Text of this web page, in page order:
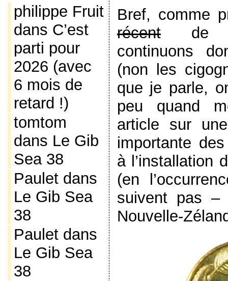
philippe Fruit
dans C’est
parti pour
2026 (avec
6 mois de
retard !)
tomtom
dans Le Gib
Sea 38
Pauletdans
Le Gib Sea
38
Pauletdans
Le Gib Sea
38
Bref, comme
récentde
continuons
(non les
que je parle,
peu quand
article sur
importante
à l’installation
(en
suivent pas
Nouvelle-